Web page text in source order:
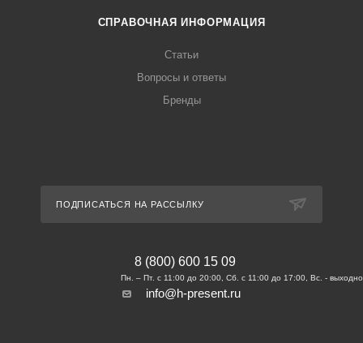
СПРАВОЧНАЯ ИНФОРМАЦИЯ
Статьи
Вопросы и ответы
Бренды
ПОДПИСАТЬСЯ НА РАССЫЛКУ
8 (800) 600 15 09
info@h-present.ru